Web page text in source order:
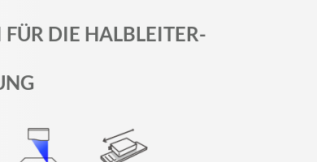
DIE HALBLEITER-